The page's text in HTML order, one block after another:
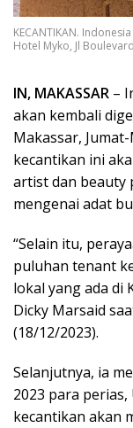
KECANTIKAN.
Hotel Myko, Jl
IN, MAKASSAR –
akan kembali
Makassar,
kecantikan ini
artist dan beauty
mengenai adat
“Selain itu,
puluhan tenant
lokal yang ada di
Dicky Marsaid
(18/12/2023).
Selanjutnya, ia
2023 para
kecantikan akan